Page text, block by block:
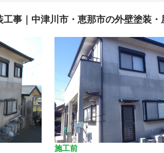
事｜中津川市・恵那市の外壁塗装
施工前